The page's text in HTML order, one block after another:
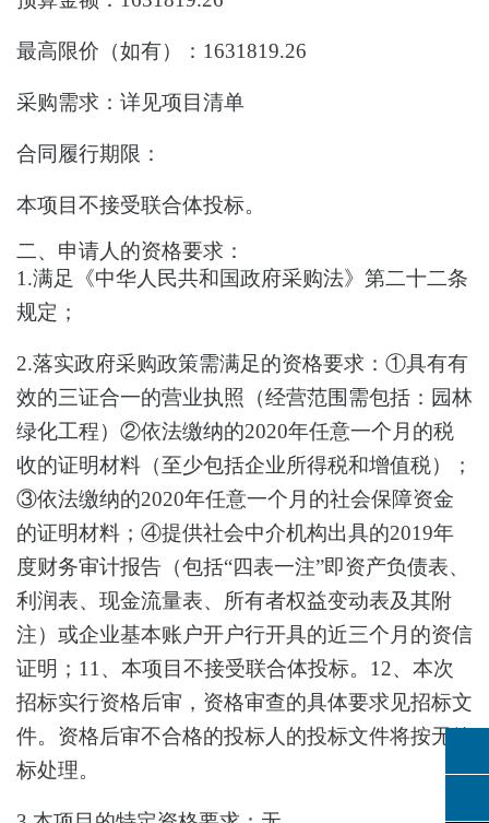
最高限价（如有）： 1631819.26
采购需求： 详见项目清单
合同履行期限：
本项目 不接受联合体投标。
二、申请人的资格要求：
1.满足《中华人民共和国政府采购法》第二十二条
规定；
2.落实政府采购政策需满足的资格要求：①具有有
效的三证合一的营业执照（经营范围需包括：园林
绿化工程）②依法缴纳的2020年任意一个月的税
收的证明材料（至少包括企业所得税和增值税）；
③依法缴纳的2020年任意一个月的社会保障资金
的证明材料；④提供社会中介机构出具的2019年
度财务审计报告（包括“四表一注”即资产负债表、
利润表、现金流量表、所有者权益变动表及其附
注）或企业基本账户开户行开具的近三个月的资信
证明；11、本项目不接受联合体投标。12、本次
招标实行资格后审，资格审查的具体要求见招标文
件。资格后审不合格的投标人的投标文件将按无效
标处理。